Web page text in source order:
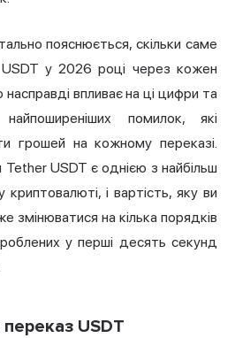
пояснюється, скільки саме
USDT у 2026 році через кожен
впливає на ці цифри та
помилок, які
грошей на кожному переказі.
Tether USDT є однією з найбільш
і вартість, яку ви
на кілька порядків
у перші десять секунд
переказ USDT